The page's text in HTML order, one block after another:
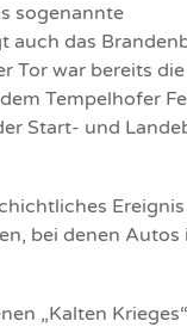
sogenannte
auch das
Tor war bereits
Tempelhofer
Start- und
bei denen Autos
„Kalten